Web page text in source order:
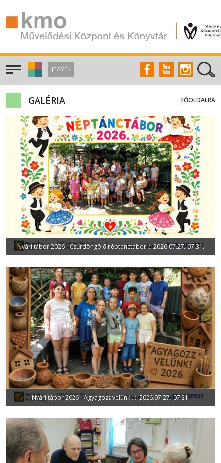
JEGYEK
GALÉRIA FŐOLDALRA
Nyári tábor 2026 - Csűrdöngölő néptánctábor. :: 2026.07.27.-07.31.
Nyári tábor 2026 - Agyagozz velünk!. :: 2026.07.27.-07.31.